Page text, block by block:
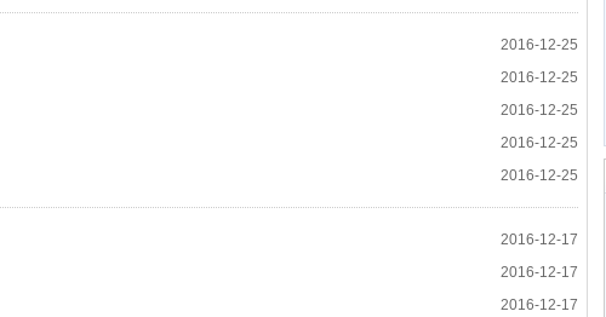
2016-12-25
2016-12-25
2016-12-25
2016-12-25
2016-12-25
2016-12-17
2016-12-17
2016-12-17